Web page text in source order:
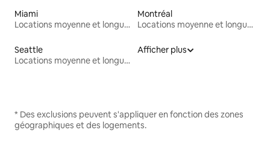
Miami
Locations moyenne et longue durée
Montréal
Locations moyenne et longue durée
Seattle
Locations moyenne et longue durée
Afficher plus
* Des exclusions peuvent s'appliquer en fonction des zones
géographiques et des logements.